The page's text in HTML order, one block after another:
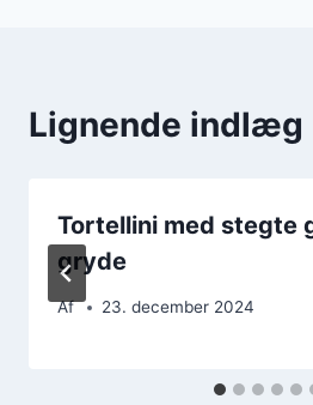
Lignende indlæg
Tortellini med stegte
gryde
Af 23. december 2024